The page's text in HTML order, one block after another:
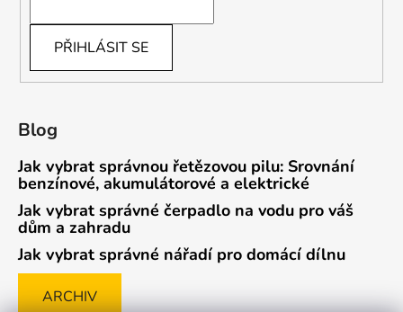
PŘIHLÁSIT SE
Blog
Jak vybrat správnou řetězovou pilu: Srovnání
benzínové, akumulátorové a elektrické
Jak vybrat správné čerpadlo na vodu pro váš
dům a zahradu
Jak vybrat správné nářadí pro domácí dílnu
ARCHIV